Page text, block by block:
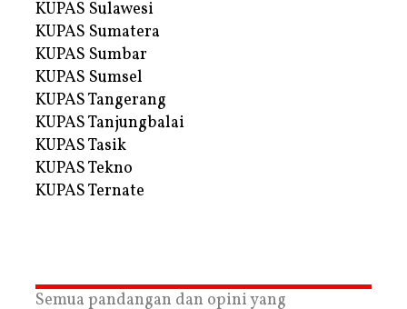
KUPAS Sulawesi
KUPAS Sumatera
KUPAS Sumbar
KUPAS Sumsel
KUPAS Tangerang
KUPAS Tanjungbalai
KUPAS Tasik
KUPAS Tekno
KUPAS Ternate
Semua pandangan dan opini yang